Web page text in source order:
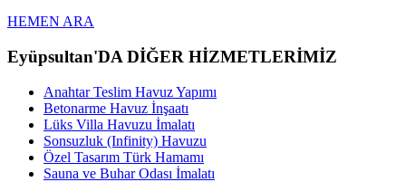
HEMEN ARA
Eyüpsultan'DA DİĞER HİZMETLERİMİZ
Anahtar Teslim Havuz Yapımı
Betonarme Havuz İnşaatı
Lüks Villa Havuzu İmalatı
Sonsuzluk (Infinity) Havuzu
Özel Tasarım Türk Hamamı
Sauna ve Buhar Odası İmalatı